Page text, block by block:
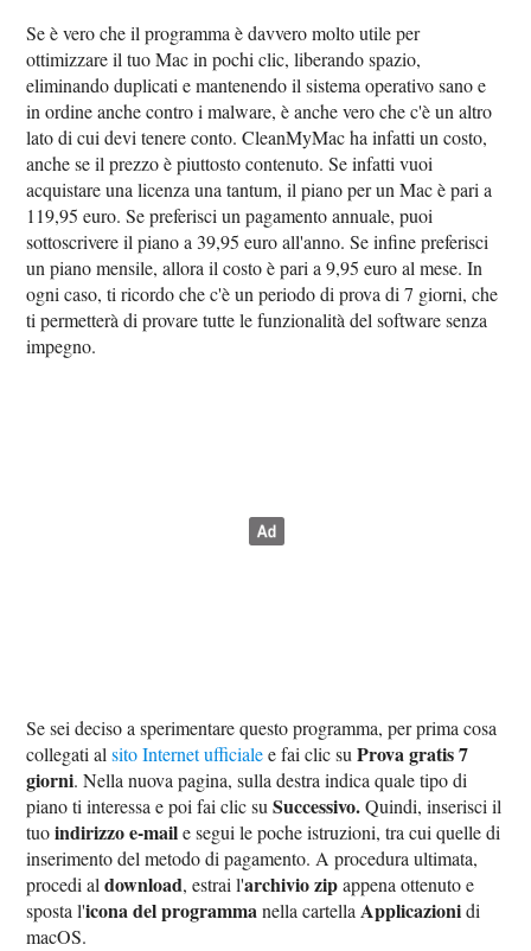
Se è vero che il programma è davvero molto utile per
ottimizzare il tuo Mac in pochi clic, liberando spazio,
eliminando duplicati e mantenendo il sistema operativo sano e
in ordine anche contro i malware, è anche vero che c'è un altro
lato di cui devi tenere conto. CleanMyMac ha infatti un costo,
anche se il prezzo è piuttosto contenuto. Se infatti vuoi
acquistare una licenza una tantum, il piano per un Mac è pari a
119,95 euro. Se preferisci un pagamento annuale, puoi
sottoscrivere il piano a 39,95 euro all'anno. Se infine preferisci
un piano mensile, allora il costo è pari a 9,95 euro al mese. In
ogni caso, ti ricordo che c'è un periodo di prova di 7 giorni, che
ti permetterà di provare tutte le funzionalità del software senza
impegno.
Se sei deciso a sperimentare questo programma, per prima cosa
collegati alsito Internet ufficialee fai clic suProva gratis 7
giorni. Nella nuova pagina, sulla destra indica quale tipo di
piano ti interessa e poi fai clic suSuccessivo.Quindi, inserisci il
tuoindirizzo e-maile segui le poche istruzioni, tra cui quelle di
inserimento del metodo di pagamento. A procedura ultimata,
procedi aldownload, estrai l'archivio zipappena ottenuto e
sposta l'icona del programmanella cartella Applicazionidi
macOS.